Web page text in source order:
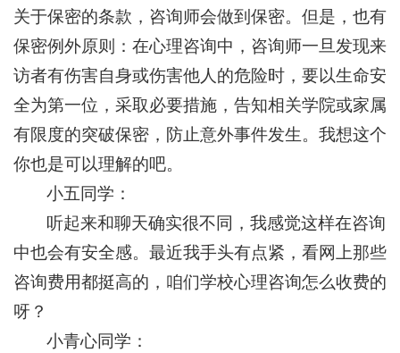
关于保密的条款，咨询师会做到保密。但是，也有
保密例外原则：在心理咨询中，咨询师一旦发现来
访者有伤害自身或伤害他人的危险时，要以生命安
全为第一位，采取必要措施，告知相关学院或家属
有限度的突破保密，防止意外事件发生。我想这个
你也是可以理解的吧。
小五同学：
听起来和聊天确实很不同，我感觉这样在咨询
中也会有安全感。最近我手头有点紧，看网上那些
咨询费用都挺高的，咱们学校心理咨询怎么收费的
呀？
小青心同学：